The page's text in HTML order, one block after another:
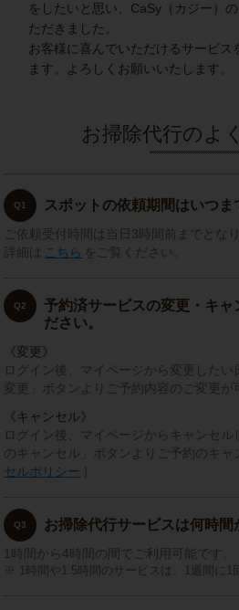
をしたいと思い、CaSy（カジー）
ただきました。
お客様に喜んでいただけるサービス
ます。よろしくお願いいたします。
お掃除代行のよ
Q1 スポットの依頼期間はいつま
ご依頼受付時間は当日3時間前までとなり
詳細は こちら をご覧ください。
Q2
予約済サービスの変更・キャ
ださい。
《変更》
ログイン後、マイページから変更した
変更」ボタンよりご予約内容のご変更が
《キャンセル》
ログイン後、マイページからキャンセ
のキャンセル」ボタンよりご予約のキャ
セルポリシー
Q3 お掃除代行サービスは何時間
1時間から4時間の間でご利用可能です。
1時間や1.5時間のサービスは、1週間に1